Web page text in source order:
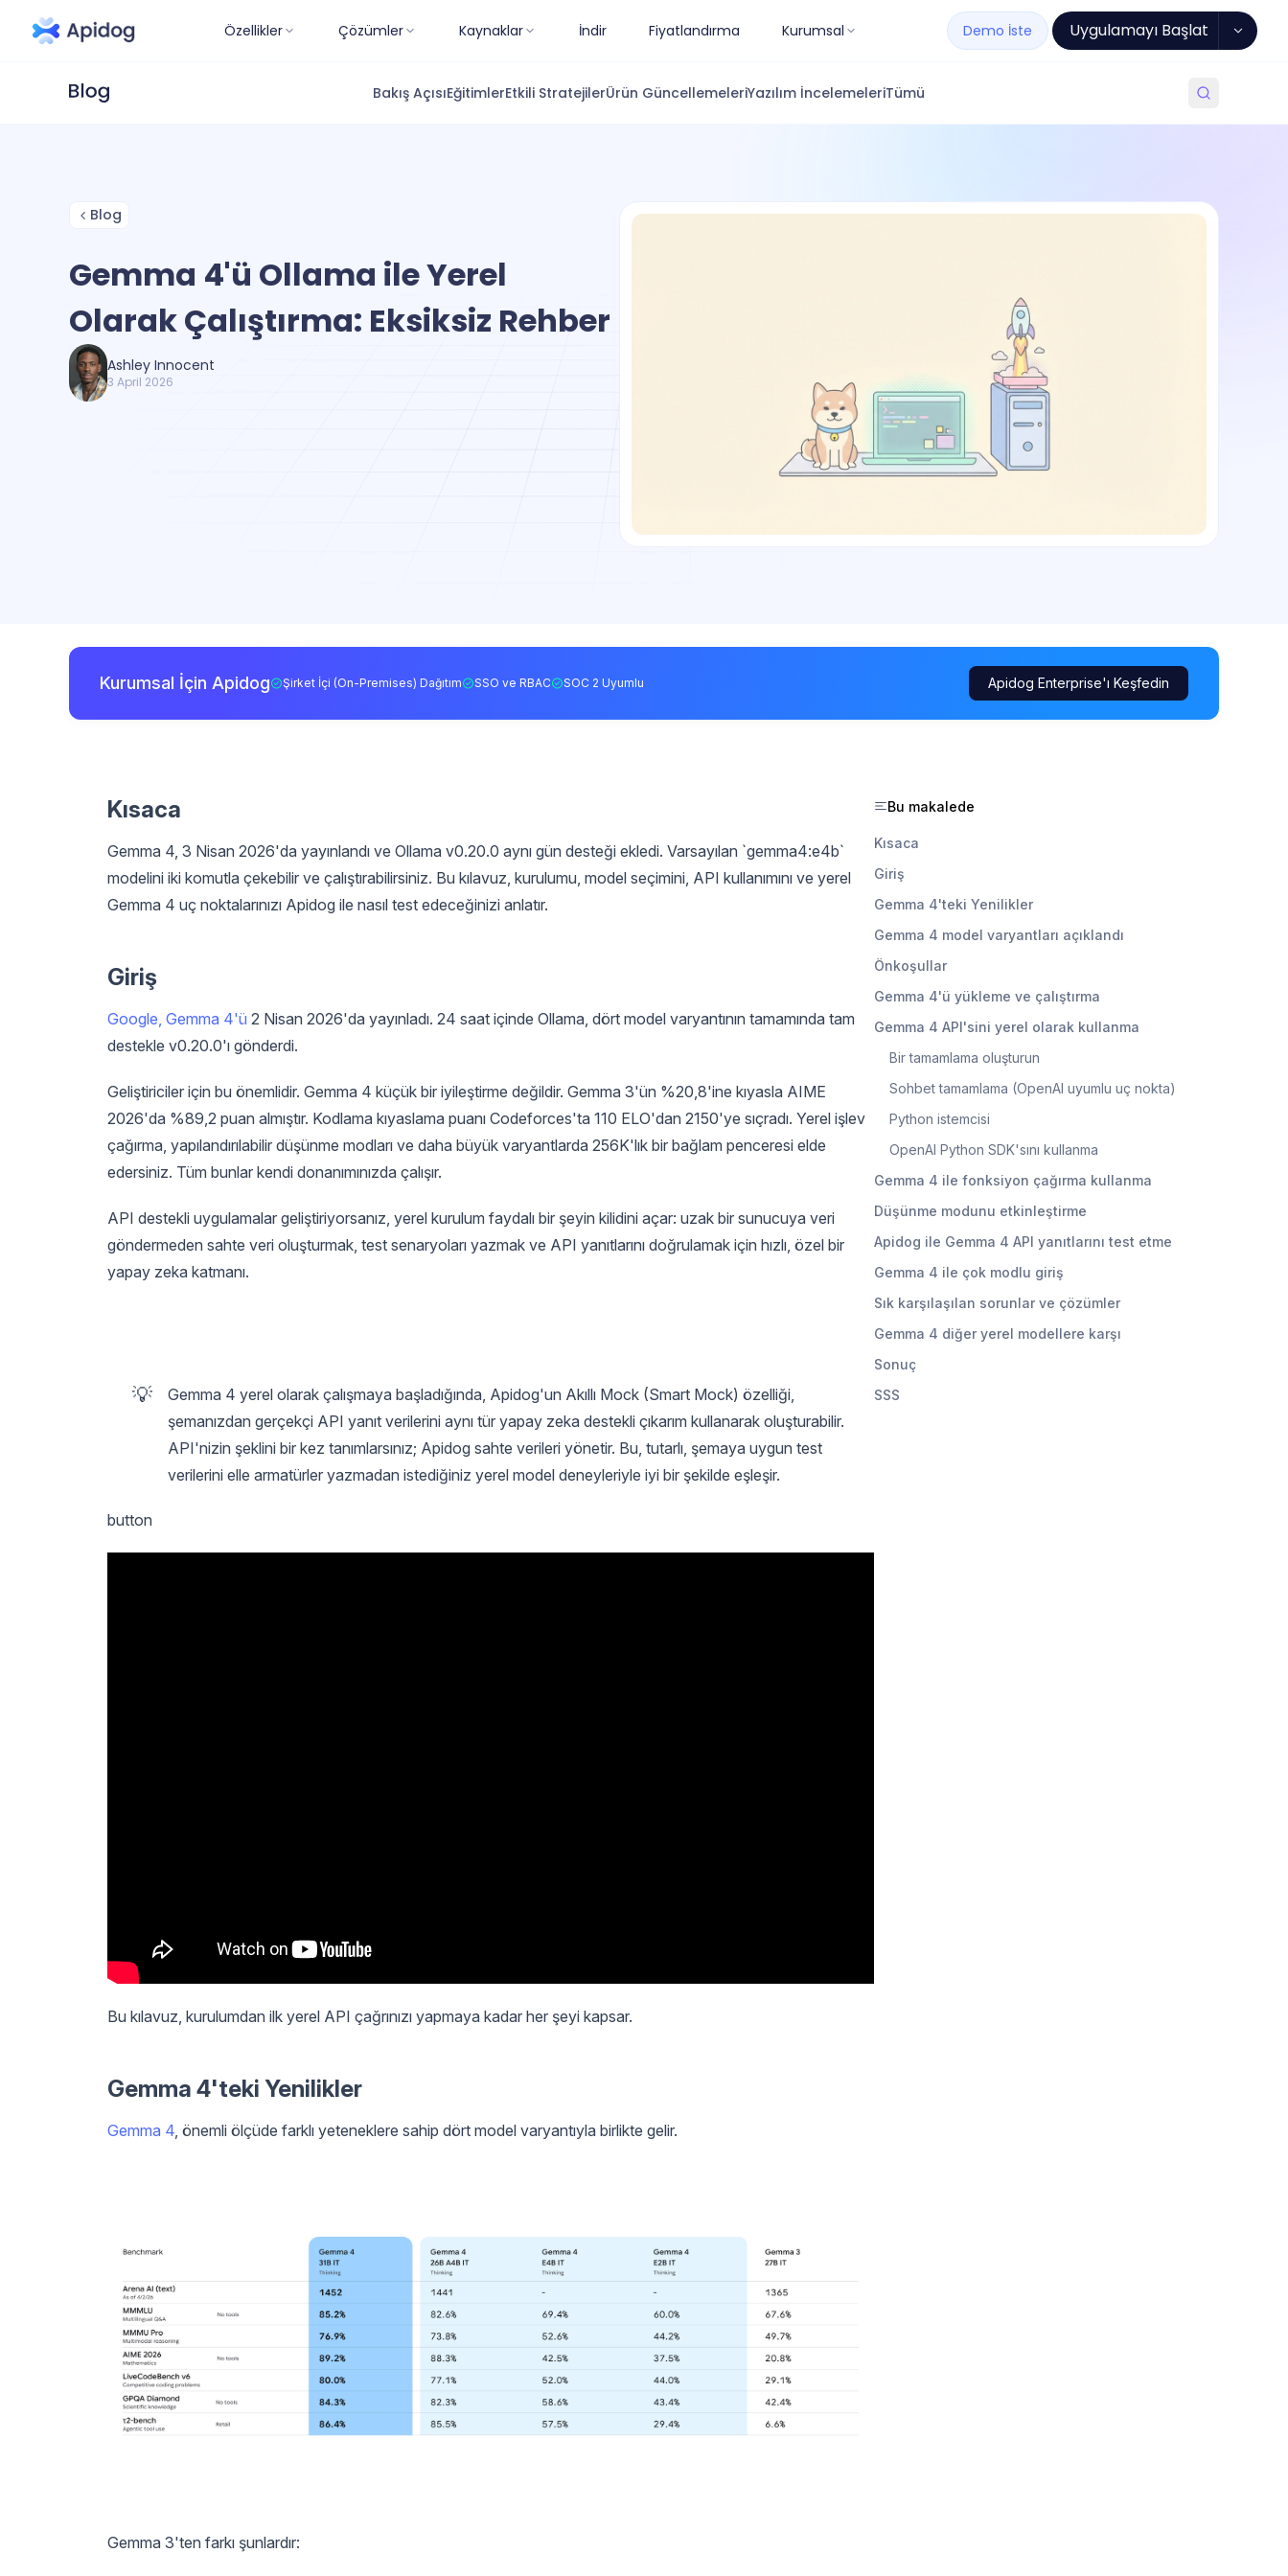
Özellikler Çözümler Kaynaklar İndir Fiyatlandırma Kurumsal Demo İste Uygulamayı Başlat
Bakış AçısıEğitimlerEtkili StratejilerÜrün GüncellemeleriYazılım İncelemeleriTümü
Blog
Gemma 4'ü Ollama ile Yerel
Olarak Çalıştırma: Eksiksiz Rehber
Ashley Innocent
3 April 2026
Kurumsal İçin Apidog Şirket İçi (On-Premises) Dağıtım SSO ve RBAC SOC 2 Uyumlu Apidog Enterprise'ı Keşfedin
Kısaca
Gemma 4, 3 Nisan 2026'da yayınlandı ve Ollama v0.20.0 aynı gün desteği ekledi. Varsayılan `gemma4:e4b`
modelini iki komutla çekebilir ve çalıştırabilirsiniz. Bu kılavuz, kurulumu, model seçimini, API kullanımını ve yerel
Gemma 4 uç noktalarınızı Apidog ile nasıl test edeceğinizi anlatır.
Giriş
Google, Gemma 4'ü 2 Nisan 2026'da yayınladı. 24 saat içinde Ollama, dört model varyantının tamamında tam
destekle v0.20.0'ı gönderdi.
Geliştiriciler için bu önemlidir. Gemma 4 küçük bir iyileştirme değildir. Gemma 3'ün %20,8'ine kıyasla AIME
2026'da %89,2 puan almıştır. Kodlama kıyaslama puanı Codeforces'ta 110 ELO'dan 2150'ye sıçradı. Yerel işlev
çağırma, yapılandırılabilir düşünme modları ve daha büyük varyantlarda 256K'lık bir bağlam penceresi elde
edersiniz. Tüm bunlar kendi donanımınızda çalışır.
API destekli uygulamalar geliştiriyorsanız, yerel kurulum faydalı bir şeyin kilidini açar: uzak bir sunucuya veri
göndermeden sahte veri oluşturmak, test senaryoları yazmak ve API yanıtlarını doğrulamak için hızlı, özel bir
yapay zeka katmanı.
💡
Gemma 4 yerel olarak çalışmaya başladığında, Apidog'un Akıllı Mock (Smart Mock) özelliği,
şemanızdan gerçekçi API yanıt verilerini aynı tür yapay zeka destekli çıkarım kullanarak oluşturabilir.
API'nizin şeklini bir kez tanımlarsınız; Apidog sahte verileri yönetir. Bu, tutarlı, şemaya uygun test
verilerini elle armatürler yazmadan istediğiniz yerel model deneyleriyle iyi bir şekilde eşleşir.
button
Bu kılavuz, kurulumdan ilk yerel API çağrınızı yapmaya kadar her şeyi kapsar.
Gemma 4'teki Yenilikler
Gemma 4 , önemli ölçüde farklı yeteneklere sahip dört model varyantıyla birlikte gelir.
Gemma 3'ten farkı şunlardır:
Bu makalede
Kısaca
Giriş
Gemma 4'teki Yenilikler
Gemma 4 model varyantları açıklandı
Önkoşullar
Gemma 4'ü yükleme ve çalıştırma
Gemma 4 API'sini yerel olarak kullanma
Bir tamamlama oluşturun
Sohbet tamamlama (OpenAI uyumlu uç nokta)
Python istemcisi
OpenAI Python SDK'sını kullanma
Gemma 4 ile fonksiyon çağırma kullanma
Düşünme modunu etkinleştirme
Apidog ile Gemma 4 API yanıtlarını test etme
Gemma 4 ile çok modlu giriş
Sık karşılaşılan sorunlar ve çözümler
Gemma 4 diğer yerel modellere karşı
Sonuç
SSS